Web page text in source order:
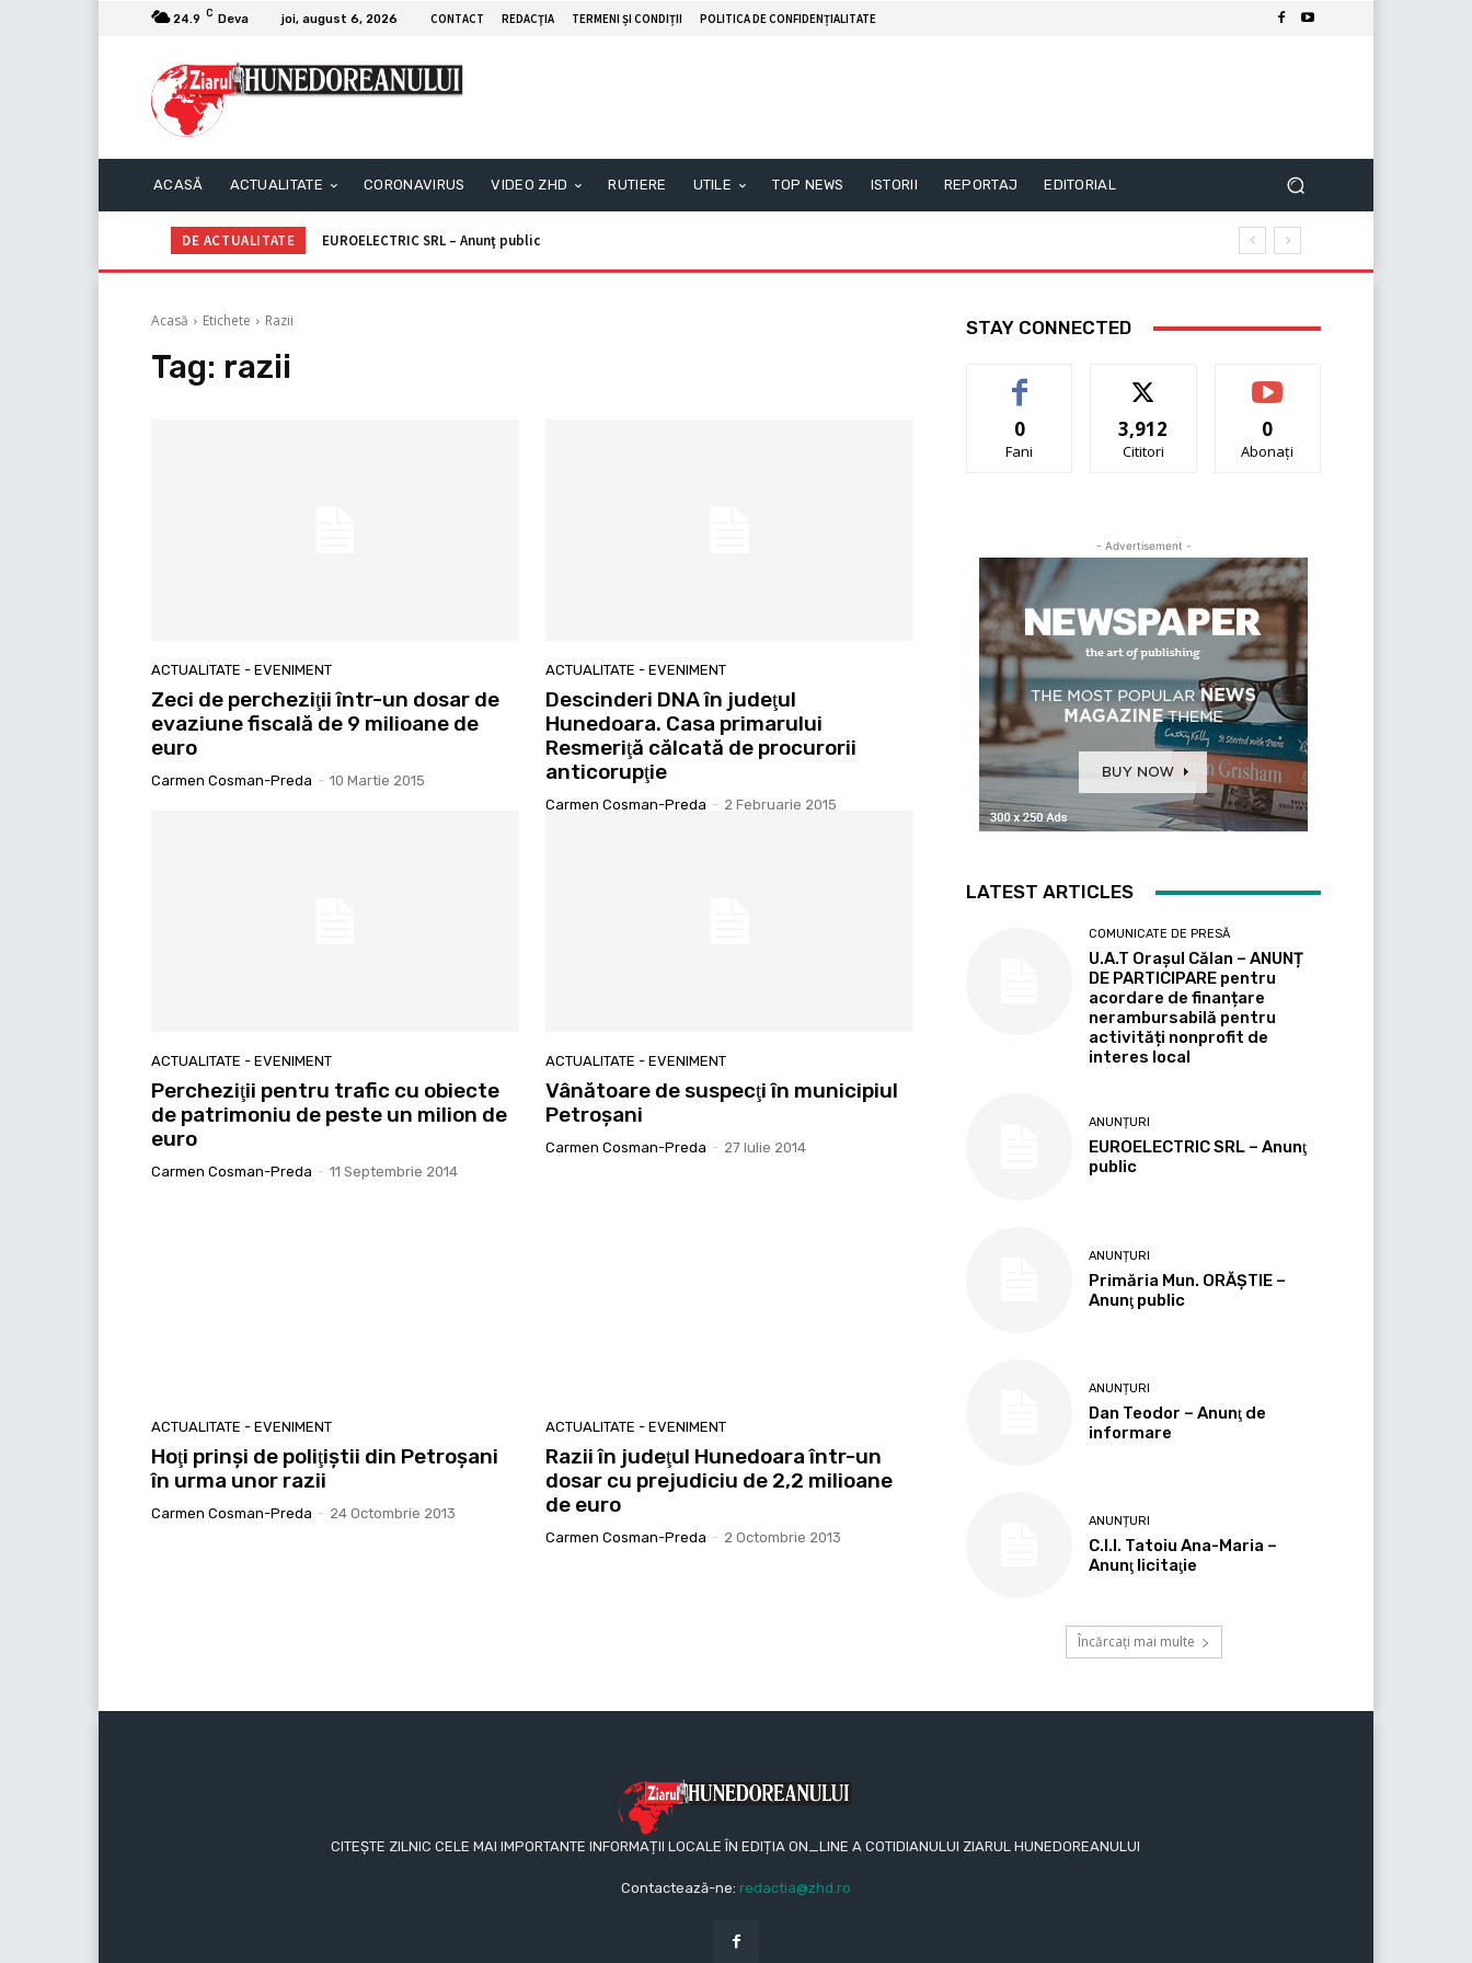
24.9 C Deva joi, august 6, 2026 CONTACT REDACŢIA TERMENI ȘI CONDIȚII POLITICA DE CONFIDENȚIALITATE
ACASĂ ACTUALITATE CORONAVIRUS VIDEO ZHD RUTIERE UTILE TOP NEWS ISTORII REPORTAJ EDITORIAL
DE ACTUALITATE EUROELECTRIC SRL – Anunţ public
Acasă Etichete Razii
Tag: razii
ACTUALITATE - EVENIMENT
Zeci de percheziţii într-un dosar de
evaziune fiscală de 9 milioane de
euro
Carmen Cosman-Preda - 10 Martie 2015
ACTUALITATE - EVENIMENT
Descinderi DNA în judeţul
Hunedoara. Casa primarului
Resmeriţă călcată de procurorii
anticorupţie
Carmen Cosman-Preda - 2 Februarie 2015
ACTUALITATE - EVENIMENT
Percheziţii pentru trafic cu obiecte
de patrimoniu de peste un milion de
euro
Carmen Cosman-Preda - 11 Septembrie 2014
ACTUALITATE - EVENIMENT
Vânătoare de suspecţi în municipiul
Petroşani
Carmen Cosman-Preda - 27 Iulie 2014
ACTUALITATE - EVENIMENT
Hoţi prinşi de poliţiştii din Petroşani
în urma unor razii
Carmen Cosman-Preda - 24 Octombrie 2013
ACTUALITATE - EVENIMENT
Razii în judeţul Hunedoara într-un
dosar cu prejudiciu de 2,2 milioane
de euro
Carmen Cosman-Preda - 2 Octombrie 2013
STAY CONNECTED
0
Fani
3,912
Cititori
0
Abonați
- Advertisement -
LATEST ARTICLES
COMUNICATE DE PRESĂ
U.A.T Orașul Călan – ANUNȚ
DE PARTICIPARE pentru
acordare de finanțare
nerambursabilă pentru
activități nonprofit de
interes local
ANUNȚURI
EUROELECTRIC SRL – Anunţ
public
ANUNȚURI
Primăria Mun. ORĂȘTIE –
Anunţ public
ANUNȚURI
Dan Teodor – Anunţ de
informare
ANUNȚURI
C.I.I. Tatoiu Ana-Maria –
Anunţ licitaţie
Încărcați mai multe
CITEȘTE ZILNIC CELE MAI IMPORTANTE INFORMAȚII LOCALE ÎN EDIȚIA ON_LINE A COTIDIANULUI ZIARUL HUNEDOREANULUI
Contactează-ne: redactia@zhd.ro